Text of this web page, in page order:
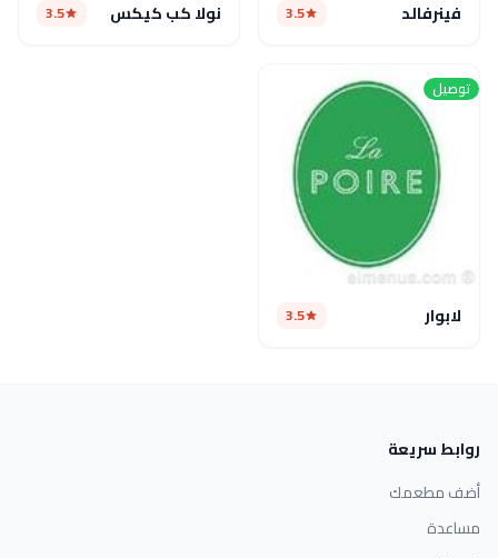
فينرفالد 3.5 نولا كب كيكس 3.5
توصيل
لابوار 3.5
روابط سريعة
أضف مطعمك
مساعدة